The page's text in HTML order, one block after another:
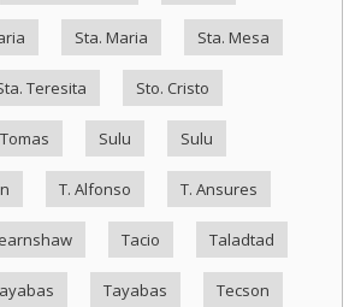
Sta. Maria Sta. Mesa
Teresita Sto. Cristo
Sulu Sulu
T. Alfonso T. Ansures
Tacio Taladtad
Tayabas Tecson